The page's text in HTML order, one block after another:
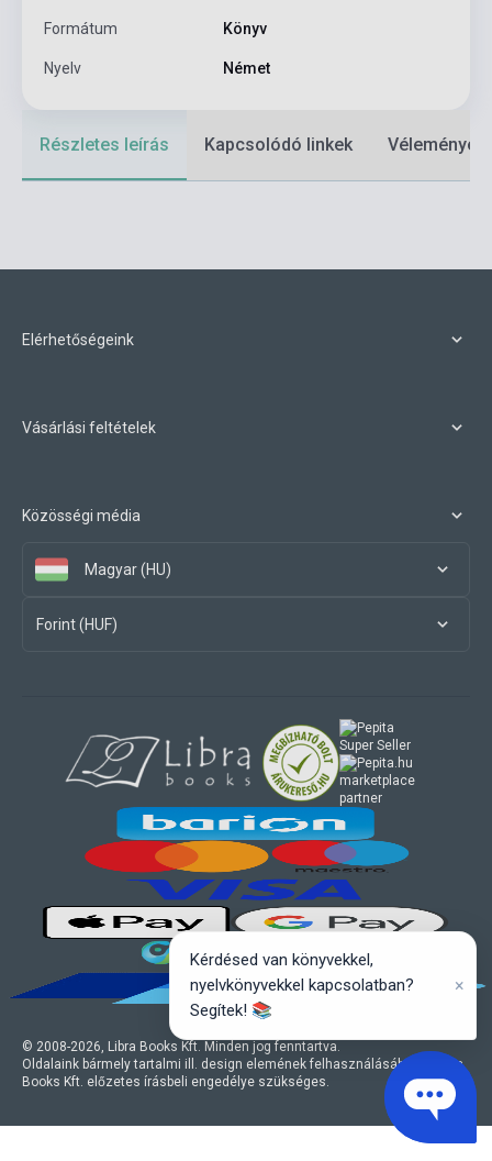
Formátum Könyv
Nyelv Német
Részletes leírás Kapcsolódó linkek Vélemények
Elérhetőségeink
Vásárlási feltételek
Közösségi média
Magyar (HU)
Forint (HUF)
© 2008-2026, Libra Books Kft. Minden jog fenntartva.
Oldalaink bármely tartalmi ill. design elemének felhasználásához a Libra
Books Kft. előzetes írásbeli engedélye szükséges.
marketplace
partner
Kérdésed van könyvekkel,
nyelvkönyvekkel kapcsolatban?
Segítek! 📚
×